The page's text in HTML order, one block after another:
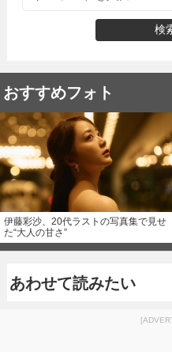
検
おすすめフォト
伊藤彩沙、20代ラストの写真集で見せ
た“大人の甘さ”
あわせて読みたい